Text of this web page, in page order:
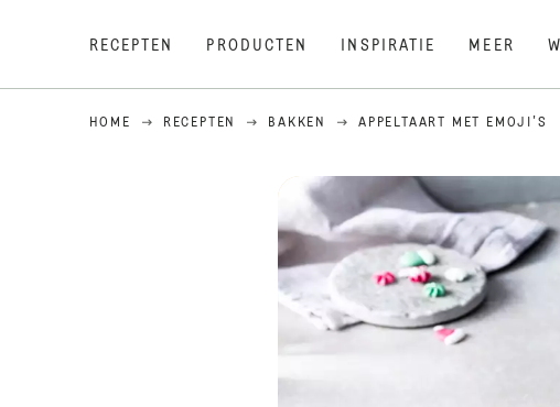
RECEPTEN PRODUCTEN INSPIRATIE MEER
HOME RECEPTEN BAKKEN APPELTAART MET EMOJI'S